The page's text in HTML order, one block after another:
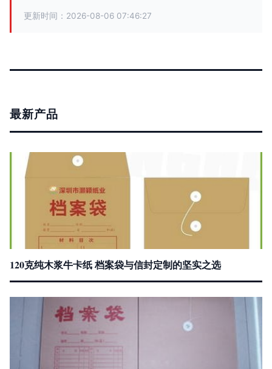
更新时间：2026-08-06 07:46:27
最新产品
120克纯木浆牛卡纸 档案袋与信封定制的坚实之选